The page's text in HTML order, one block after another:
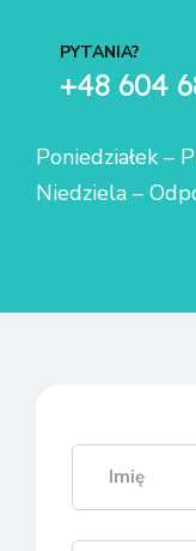
PYTANIA?
+48 604
Poniedziałek –
Niedziela –